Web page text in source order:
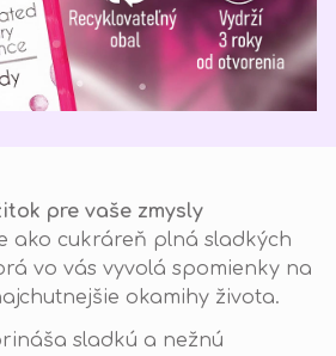
pre vaše zmysly
ako cukráreň plná sladkých
vo vás vyvolá spomienky na
okamihy života.
sladkú a nežnú